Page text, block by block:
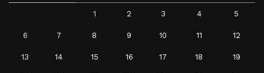
1 2 3 4 5
6 7 8 9 10 11 12
13 14 15 16 17 18 19